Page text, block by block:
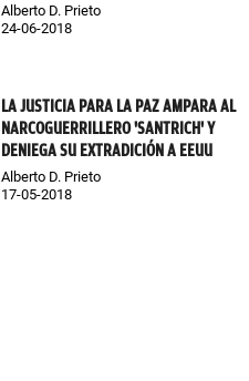
Alberto D. Prieto
24-06-2018
LA JUSTICIA PARA LA PAZ AMPARA AL
NARCOGUERRILLERO 'SANTRICH' Y
DENIEGA SU EXTRADICIÓN A EEUU
Alberto D. Prieto
17-05-2018